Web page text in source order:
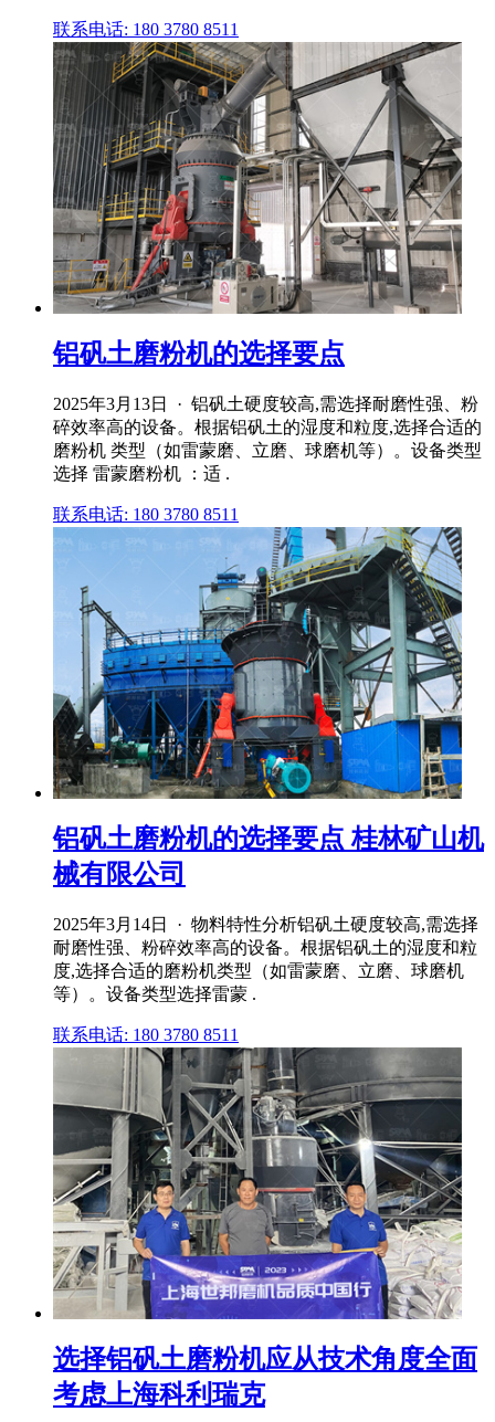
联系电话: 180 3780 8511
铝矾土磨粉机的选择要点
2025年3月13日 · 铝矾土硬度较高,需选择耐磨性强、粉
碎效率高的设备。根据铝矾土的湿度和粒度,选择合适的
磨粉机 类型（如雷蒙磨、立磨、球磨机等）。设备类型
选择 雷蒙磨粉机 ：适 .
联系电话: 180 3780 8511
铝矾土磨粉机的选择要点 桂林矿山机
械有限公司
2025年3月14日 · 物料特性分析铝矾土硬度较高,需选择
耐磨性强、粉碎效率高的设备。根据铝矾土的湿度和粒
度,选择合适的磨粉机类型（如雷蒙磨、立磨、球磨机
等）。设备类型选择雷蒙 .
联系电话: 180 3780 8511
选择铝矾土磨粉机应从技术角度全面
考虑上海科利瑞克